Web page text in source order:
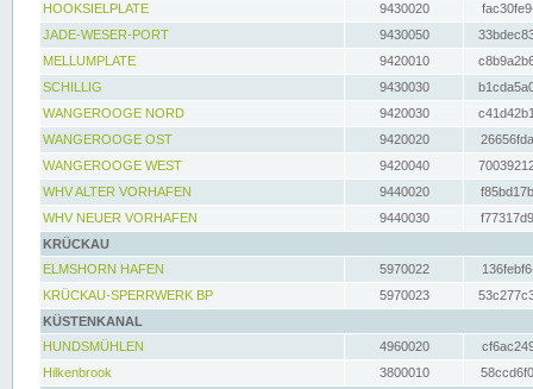
HOOKSIELPLATE
9430020
JADE-WESER-PORT
9430050
MELLUMPLATE
9420010
SCHILLIG
9430030
WANGEROOGE NORD
9420030
WANGEROOGE OST
9420020
WANGEROOGE WEST
9420040
WHV ALTER VORHAFEN
9440020
WHV NEUER VORHAFEN
9440030
KRÜCKAU
ELMSHORN HAFEN
5970022
KRÜCKAU-SPERRWERK BP
5970023
KÜSTENKANAL
HUNDSMÜHLEN
4960020
Hilkenbrook
3800010